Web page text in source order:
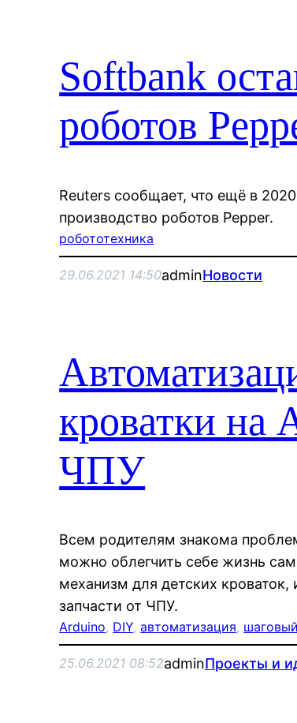
Softbank
роботов
Reuters сообщает, что ещё в
производство роботов Pepper.
робототехника
29.06.2021 14:50adminНовости
кроватки на
ЧПУ
Всем родителям знакома
можно облегчить себе жизнь
механизм для детских
запчасти от ЧПУ.
Arduino, DIY, автоматизация,
25.06.2021 08:52adminПроекты и